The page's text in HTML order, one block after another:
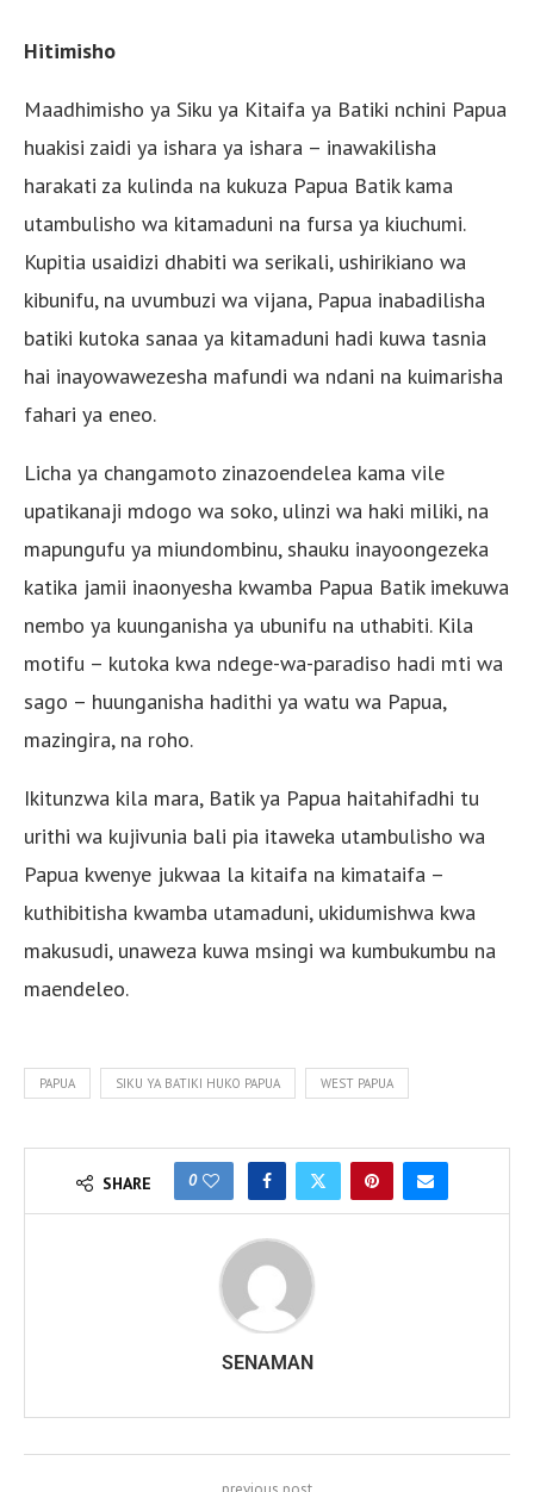
Hitimisho
Maadhimisho ya Siku ya Kitaifa ya Batiki nchini Papua
huakisi zaidi ya ishara ya ishara – inawakilisha
harakati za kulinda na kukuza Papua Batik kama
utambulisho wa kitamaduni na fursa ya kiuchumi.
Kupitia usaidizi dhabiti wa serikali, ushirikiano wa
kibunifu, na uvumbuzi wa vijana, Papua inabadilisha
batiki kutoka sanaa ya kitamaduni hadi kuwa tasnia
hai inayowawezesha mafundi wa ndani na kuimarisha
fahari ya eneo.
Licha ya changamoto zinazoendelea kama vile
upatikanaji mdogo wa soko, ulinzi wa haki miliki, na
mapungufu ya miundombinu, shauku inayoongezeka
katika jamii inaonyesha kwamba Papua Batik imekuwa
nembo ya kuunganisha ya ubunifu na uthabiti. Kila
motifu – kutoka kwa ndege-wa-paradiso hadi mti wa
sago – huunganisha hadithi ya watu wa Papua,
mazingira, na roho.
Ikitunzwa kila mara, Batik ya Papua haitahifadhi tu
urithi wa kujivunia bali pia itaweka utambulisho wa
Papua kwenye jukwaa la kitaifa na kimataifa –
kuthibitisha kwamba utamaduni, ukidumishwa kwa
makusudi, unaweza kuwa msingi wa kumbukumbu na
maendeleo.
PAPUA SIKU YA BATIKI HUKO PAPUA WEST PAPUA
SHARE 0
SENAMAN